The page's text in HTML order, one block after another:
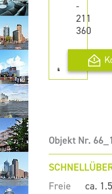
-
211
360
Objekt Nr.
Freie
ca.